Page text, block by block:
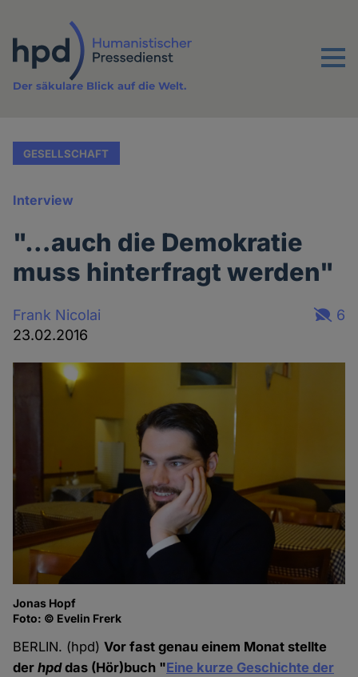
Inhalt
Menu
Der säkulare Blick auf die Welt.
GESELLSCHAFT
Interview
"…auch die Demokratie
muss hinterfragt werden"
Frank Nicolai
23.02.2016
6
Jonas Hopf
Foto: © Evelin Frerk
BERLIN. (hpd)Vor fast genau einem Monat stellte
derhpddas (Hör)buch "Eine kurze Geschichte der